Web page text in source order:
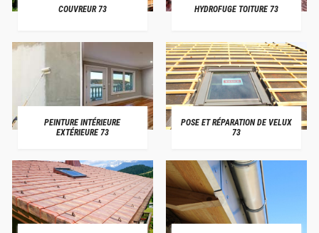
COUVREUR 73 HYDROFUGE TOITURE 73
PEINTURE INTÉRIEURE
EXTÉRIEURE 73
POSE ET RÉPARATION DE VELUX
73